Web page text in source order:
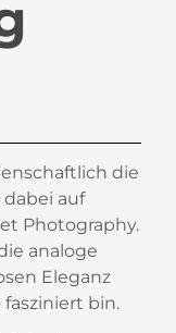
die
dabei auf
Photography.
analoge
Eleganz
bin.